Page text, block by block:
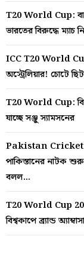
T20 World Cup:
ভারতের বিরুদ্ধে ম্যাচ
ICC T20 World
অস্ট্রেলিয়ার! চোটে
T20 World Cup:
যাচ্ছে সঞ্জু স্যামসনের
Pakistan Cricket
পাকিস্তানের নাটক
বলল…
T20 World Cup
বিশ্বকাপে ব্র্যান্ড